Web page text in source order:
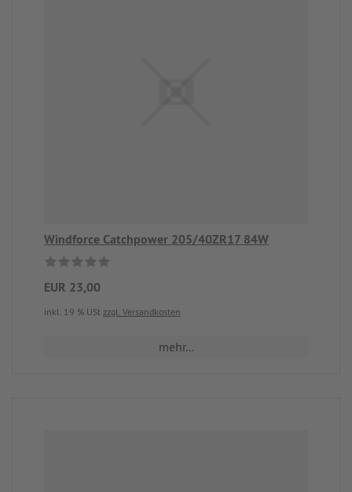
Windforce Catchpower 205/40ZR17 84W
EUR 23,00
inkl. 19 % USt zzgl. Versandkosten
mehr...